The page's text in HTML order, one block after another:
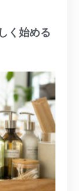
く始める